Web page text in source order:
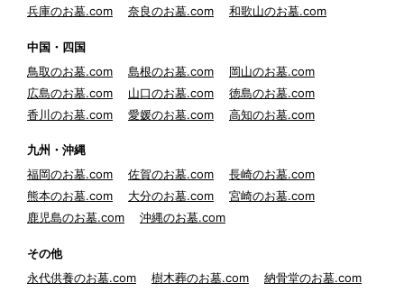
兵庫のお墓.com
奈良のお墓.com 和歌山のお墓.com
中国・四国
鳥取のお墓.com
島根のお墓.com
岡山のお墓.com
広島のお墓.com
山口のお墓.com
徳島のお墓.com
香川のお墓.com
愛媛のお墓.com 高知のお墓.com
九州・沖縄
福岡のお墓.com
佐賀のお墓.com
長崎のお墓.com
熊本のお墓.com
大分のお墓.com
宮崎のお墓.com
鹿児島のお墓.com
沖縄のお墓.com
その他
永代供養のお墓.com
樹木葬のお墓.com 納骨堂のお墓.com